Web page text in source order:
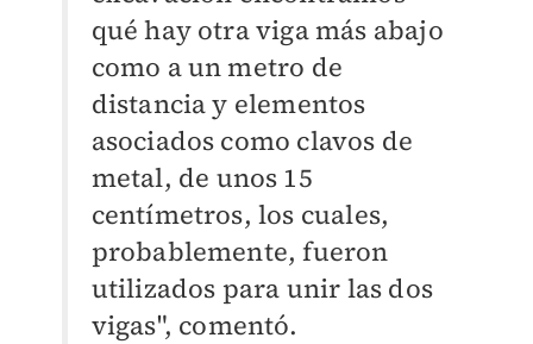
qué hay otra viga más abajo
como a un metro de
distancia y elementos
asociados como clavos de
metal, de unos 15
centímetros, los cuales,
probablemente, fueron
utilizados para unir las dos
vigas", comentó.